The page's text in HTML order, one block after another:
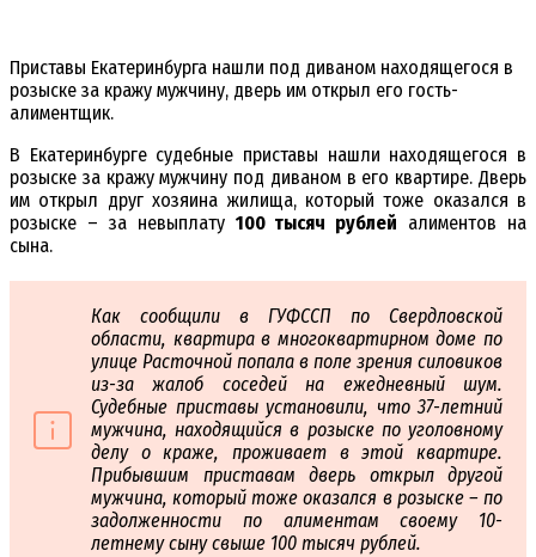
Приставы Екатеринбурга нашли под диваном находящегося в
розыске за кражу мужчину, дверь им открыл его гость-
алиментщик.
В Екатеринбурге судебные приставы нашли находящегося в
розыске за кражу мужчину под диваном в его квартире. Дверь
им открыл друг хозяина жилища, который тоже оказался в
розыске – за невыплату 100 тысяч рублей алиментов на
сына.
Как сообщили в ГУФССП по Свердловской
области, квартира в многоквартирном доме по
улице Расточной попала в поле зрения силовиков
из-за жалоб соседей на ежедневный шум.
Судебные приставы установили, что 37-летний
мужчина, находящийся в розыске по уголовному
делу о краже, проживает в этой квартире.
Прибывшим приставам дверь открыл другой
мужчина, который тоже оказался в розыске – по
задолженности по алиментам своему 10-
летнему сыну свыше 100 тысяч рублей.